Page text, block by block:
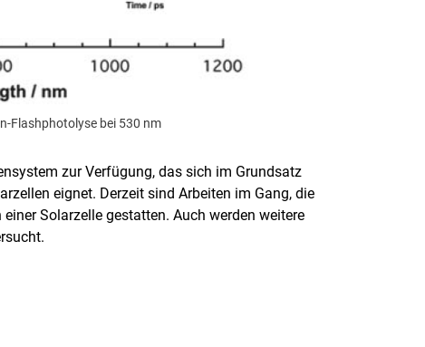
Flashphotolyse bei 530 nm
zur Verfügung, das sich im Grundsatz
eignet. Derzeit sind Arbeiten im Gang, die
Solarzelle gestatten. Auch werden weitere
Link, öffnet neues Fenster)
(externer Link, öffnet neues Fenster)